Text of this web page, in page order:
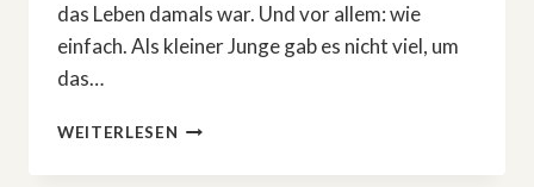
das Leben damals war. Und vor allem: wie
einfach. Als kleiner Junge gab es nicht viel, um
das…
WEITERLESEN ÜBER
LEBEN